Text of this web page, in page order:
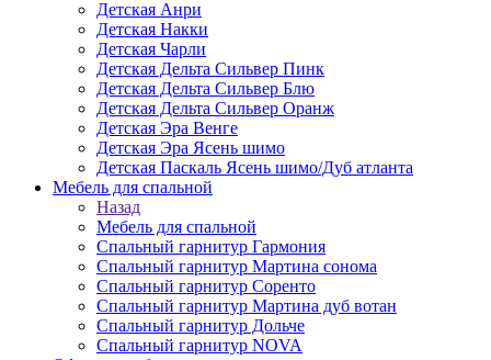
Детская Анри
Детская Накки
Детская Чарли
Детская Дельта Сильвер Пинк
Детская Дельта Сильвер Блю
Детская Дельта Сильвер Оранж
Детская Эра Венге
Детская Эра Ясень шимо
Детская Паскаль Ясень шимо/Дуб атланта
Мебель для спальной
Назад
Мебель для спальной
Спальный гарнитур Гармония
Спальный гарнитур Мартина сонома
Спальный гарнитур Соренто
Спальный гарнитур Мартина дуб вотан
Спальный гарнитур Дольче
Спальный гарнитур NOVA